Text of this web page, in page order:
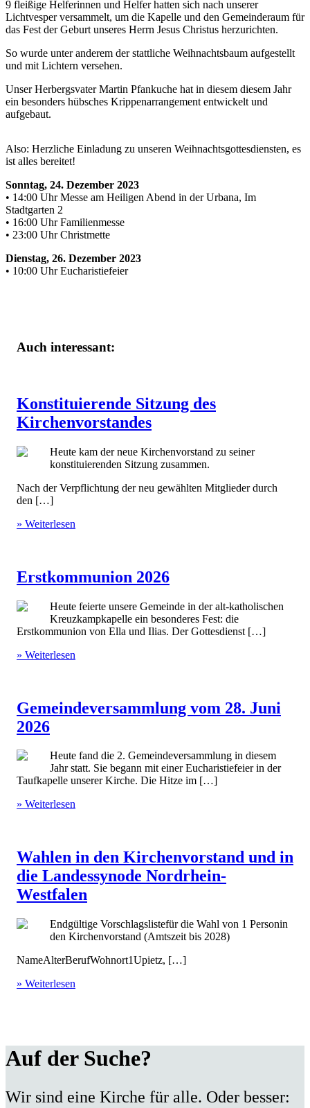
9 fleißige Helferinnen und Helfer hatten sich nach unserer
Lichtvesper versammelt, um die Kapelle und den Gemeinderaum für
das Fest der Geburt unseres Herrn Jesus Christus herzurichten.
So wurde unter anderem der stattliche Weihnachtsbaum aufgestellt
und mit Lichtern versehen.
Unser Herbergsvater Martin Pfankuche hat in diesem diesem Jahr
ein besonders hübsches Krippenarrangement entwickelt und
aufgebaut.
Also: Herzliche Einladung zu unseren Weihnachtsgottesdiensten, es
ist alles bereitet!
Sonntag, 24. Dezember 2023
• 14:00 Uhr Messe am Heiligen Abend in der Urbana, Im
Stadtgarten 2
• 16:00 Uhr Familienmesse
• 23:00 Uhr Christmette
Dienstag, 26. Dezember 2023
• 10:00 Uhr Eucharistiefeier
Auch interessant:
Konstituierende Sitzung des
Kirchenvorstandes
Heute kam der neue Kirchenvorstand zu seiner
konstituierenden Sitzung zusammen.
Nach der Verpflichtung der neu gewählten Mitglieder durch
den […]
» Weiterlesen
Erstkommunion 2026
Heute feierte unsere Gemeinde in der alt-katholischen
Kreuzkampkapelle ein besonderes Fest: die
Erstkommunion von Ella und Ilias. Der Gottesdienst […]
» Weiterlesen
Gemeindeversammlung vom 28. Juni
2026
Heute fand die 2. Gemeindeversammlung in diesem
Jahr statt. Sie begann mit einer Eucharistiefeier in der
Taufkapelle unserer Kirche. Die Hitze im […]
» Weiterlesen
Wahlen in den Kirchenvorstand und in
die Landessynode Nordrhein-
Westfalen
Endgültige Vorschlagslistefür die Wahl von 1 Personin
den Kirchenvorstand (Amtszeit bis 2028)
NameAlterBerufWohnort1Upietz, […]
» Weiterlesen
Auf der Suche?
Wir sind eine Kirche für alle. Oder besser: